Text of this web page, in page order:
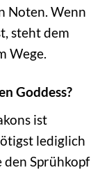
Noten. Wenn
steht dem
Wege.
Goddess?
ist
lediglich
den Sprühkopf